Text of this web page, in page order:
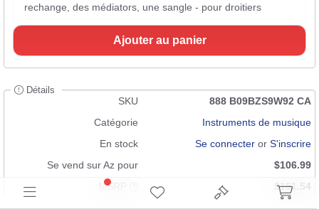
rechange, des médiators, une sangle - pour droitiers
Ajouter au panier
Détails
SKU
888 B09BZS9W92 CA
Catégorie
Instruments de musique
En stock
Se connecter or S'inscrire
Se vend sur Az pour
$106.99
MSRP
$151.54